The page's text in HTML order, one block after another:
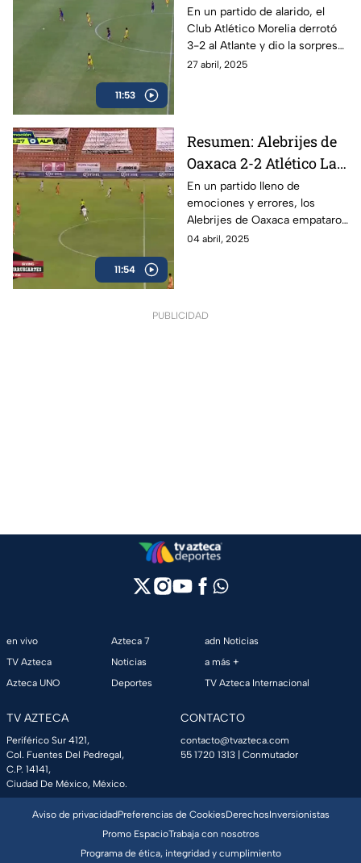
11:53
Liga BBVA Expansión
MX, Clausura 2025
En un partido de alarido, el
Club Atlético Morelia derrotó
3-2 al Atlante y dio la sorpresa
en los cuartos de final del
27 abril, 2025
11:54
Resumen: Alebrijes de
Oaxaca 2-2 Atlético La
Paz | Liga BBVA
Expansión MX
Clausura 2025
En un partido lleno de
emociones y errores, los
Alebrijes de Oaxaca empataron
a dos anotaciones con Atlético
04 abril, 2025
PUBLICIDAD
en vivo
TV Azteca
Azteca UNO
Azteca 7
Noticias
Deportes
adn Noticias
a más +
TV Azteca Internacional
TV AZTECA
Periférico Sur 4121,
Col. Fuentes Del Pedregal,
C.P. 14141,
Ciudad De México, México.
CONTACTO
contacto@tvazteca.com
55 1720 1313 | Conmutador
Aviso de privacidadPreferencias de CookiesDerechosInversionistas
Promo EspacioTrabaja con nosotros
Programa de ética, integridad y cumplimiento